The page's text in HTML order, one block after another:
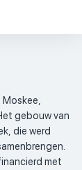
gebouw van
die werd
met